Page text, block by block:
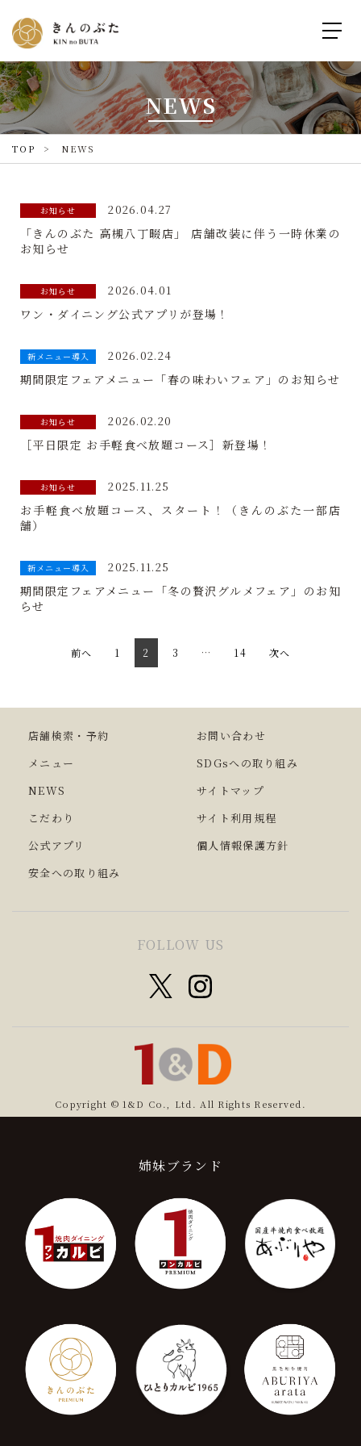
NEWS
TOP NEWS
お知らせ 2026.04.27
「きんのぶた 高槻八丁畷店」 店舗改装に伴う一時休業の
お知らせ
お知らせ 2026.04.01
ワン・ダイニング公式アプリが登場！
新メニュー導入 2026.02.24
期間限定フェアメニュー「春の味わいフェア」のお知らせ
お知らせ 2026.02.20
［平日限定 お手軽食べ放題コース］新登場！
お知らせ 2025.11.25
お手軽食べ放題コース、スタート！（きんのぶた一部店
舗）
新メニュー導入 2025.11.25
期間限定フェアメニュー「冬の贅沢グルメフェア」のお知
らせ
前へ 1 2 3 … 14 次へ
店舗検索・予約
メニュー
NEWS
こだわり
公式アプリ
安全への取り組み
お問い合わせ
SDGsへの取り組み
サイトマップ
サイト利用規程
個人情報保護方針
FOLLOW US
Copyright © 1&D Co., Ltd. All Rights Reserved.
姉妹ブランド